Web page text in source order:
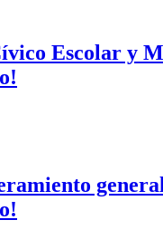
Escolar y